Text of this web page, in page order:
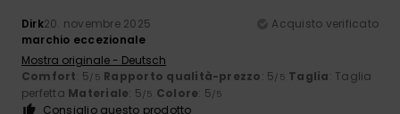
Dirk20. novembre 2025
Acquisto verificato
marchio eccezionale
Mostra originale - Deutsch
Comfort: 5/5 Rapporto qualità-prezzo: 5/5 Taglia: Taglia
perfetta Materiale: 5/5 Colore: 5/5
Consiglio questo prodotto